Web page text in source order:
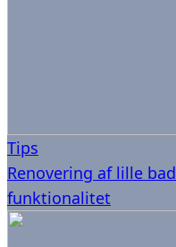
Tips
Renovering af lille
funktionalitet